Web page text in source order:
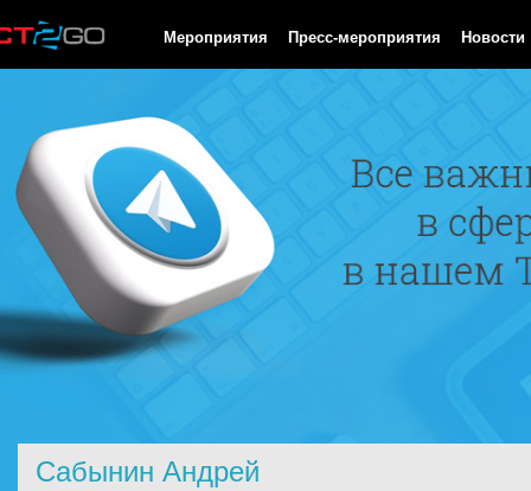
Мероприятия Пресс-мероприятия Новости
Сабынин Андрей